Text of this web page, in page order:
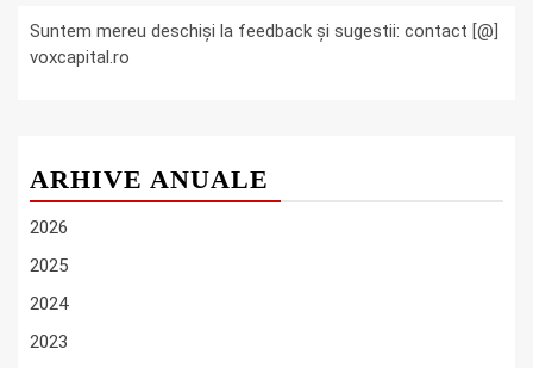
Suntem mereu deschiși la feedback și sugestii: contact [@]
voxcapital.ro
ARHIVE ANUALE
2026
2025
2024
2023